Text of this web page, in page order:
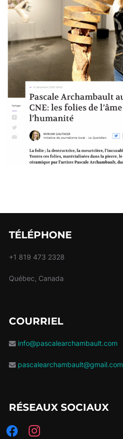
TÉLÉPHONE
+1 819 473 2328
Québec, Canada
COURRIEL
info@pascalearchambault.com
pascalearchambault@gmail.com
RÉSEAUX SOCIAUX